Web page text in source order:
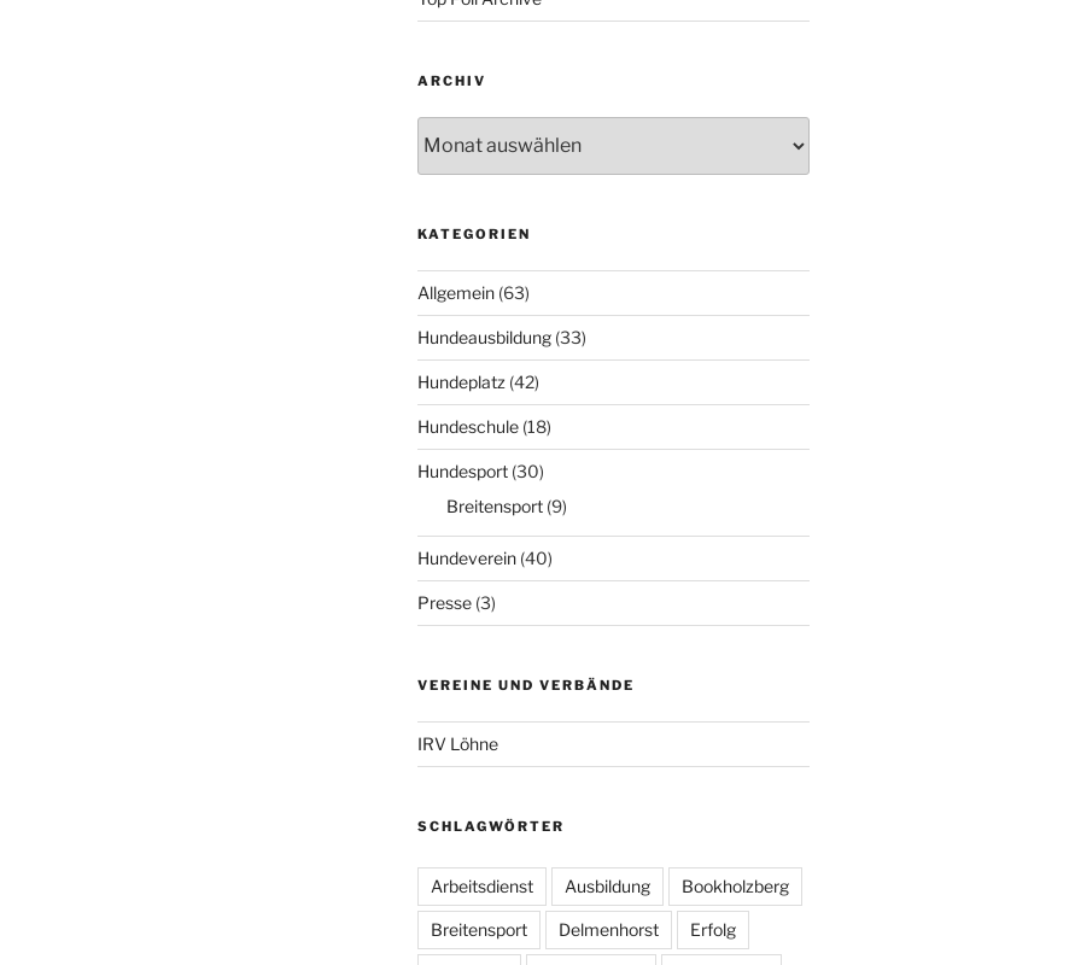
ARCHIV
KATEGORIEN
Allgemein(63)
Hundeausbildung(33)
Hundeplatz (42)
Hundeschule(18)
Hundesport(30)
Breitensport(9)
Hundeverein(40)
Presse(3)
VEREINE UND VERBÄNDE
IRV Löhne
SCHLAGWÖRTER
Arbeitsdienst Ausbildung Bookholzberg
Breitensport Delmenhorst Erfolg